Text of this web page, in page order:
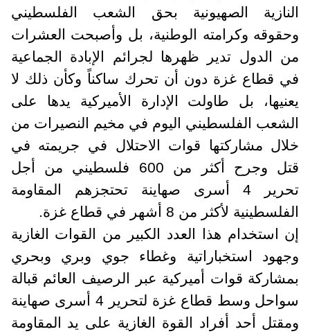
النازية الصهيونية بحق الشعب الفلسطيني
وحقوقه وكرامته الوطنية، بل وأصبحت العشرات
من الدول تدير ظهرها لجرائم الإبادة الجماعية
في قطاع غزة دون أن تحرك ساكناً وكأن ذلك لا
يعنيها، بل طاولت الإدارة الأميركية يدها على
الشعب الفلسطيني اليوم في مخيم النصيرات من
خلال مشاركتها قوات الاحتلال في جريمته في
قتل وجرح أكثر من 600 فلسطيني من أجل
تحرير 4 أسرى صهاينة تحتجزهم المقاومة
الفلسطينية لأكثر من 8 أشهر في قطاع غزة.
إن استخدام هذا العدد الكبير من القوات الغازية
وجهود استخباراتية وغطاء جوي وبري وبحري
بمشاركة قوات أميركية عبر الرصيف العائم قبالة
سواحل وسط قطاع غزة لتحرير 4 أسرى صهاينة
ومقتل أحد أفراد القوة الغازية على يد المقاومة